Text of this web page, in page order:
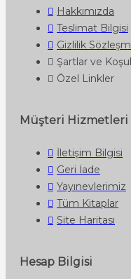
Hakkımızda
Teslimat Bilgisi
Gizlilik
Şartlar ve
Özel Linkler
Müşteri Hizmetleri
İletişim Bilgisi
Geri İade
Yayınevlerimiz
Tüm Kitaplar
Site Haritası
Hesap Bilgisi